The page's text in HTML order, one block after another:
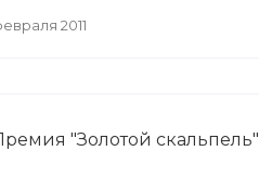
участие врачи-
2011
"Золотой скальпель"